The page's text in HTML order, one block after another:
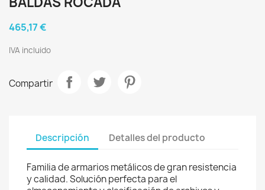
465,17 €
IVA incluido
Compartir
Descripción Detalles del producto
Familia de armarios metálicos de gran resistencia
y calidad. Solución perfecta para el